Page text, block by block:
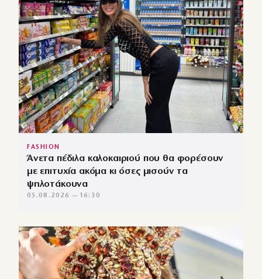
FASHION
Άνετα πέδιλα καλοκαιριού που θα φορέσουν
με επιτυχία ακόμα κι όσες μισούν τα
ψηλοτάκουνα
05.08.2026 — 16:30